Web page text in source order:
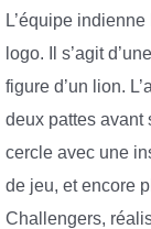
L’équipe
logo. Il s’agit
figure d’un lion.
deux pattes avant
cercle avec une
de jeu, et encore
Challengers,